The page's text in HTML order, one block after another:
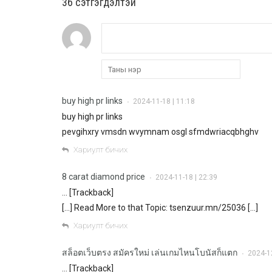
buy high pr links • 2024-11-18 | 11:18
buy high pr links
pevgihxry vmsdn wvymnam osgl sfmdwriacqbhghv
Хариулт бичих
8 carat diamond price • 2024-11-18 | 22:39
… [Trackback]
[…] Read More to that Topic: tsenzuur.mn/25036 […]
Хариулт бичих
สล็อตเว็บตรง สมัครใหม่ เล่นเกมไหนโบนัสก็แตก • 2024-
… [Trackback]